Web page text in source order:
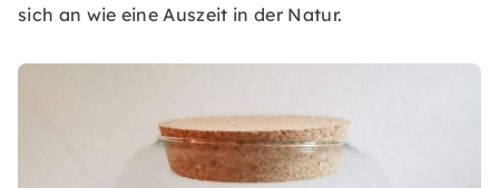
sich an wie eine Auszeit in der Natur.